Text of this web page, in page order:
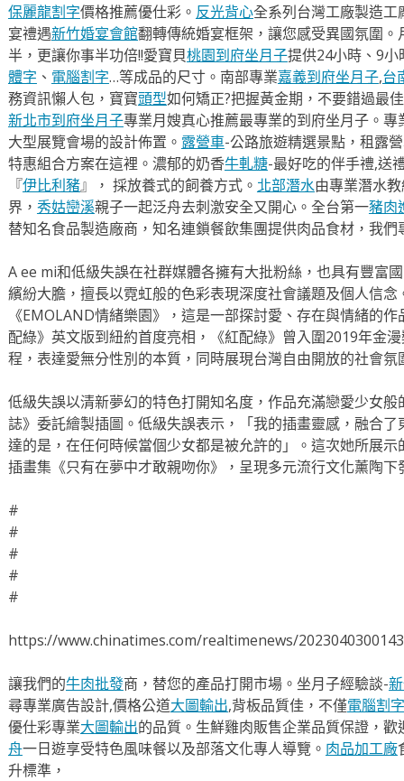
保麗龍割字價格推薦優仕彩。 反光背心全系列台灣工廠製造
宴禮遇新竹婚宴會館翻轉傳統婚宴框架，讓您感受異國氛圍。
半，更讓你事半功倍!!愛寶貝桃園到府坐月子提供24小時、9
體字 、 電腦割字…等成品的尺寸。南部專業嘉義到府坐月子,台
務資訊懶人包，寶寶頭型如何矯正?把握黃金期，不要錯過最
新北市到府坐月子專業月嫂真心推薦最專業的到府坐月子。專
大型展覽會場的設計佈置。 露營車-公路旅遊精選景點，租露
特惠組合方案在這裡。濃郁的奶香牛軋糖-最好吃的伴手禮,送
『伊比利豬』， 採放養式的飼養方式。 北部潛水由專業潛水
界， 秀姑巒溪親子一起泛舟去​刺激安全又開心。全台第一豬肉
替知名食品製造廠商，知名連鎖餐飲集團提供肉品食材，我
A ee mi和低級失誤在社群媒體各擁有大批粉絲，也具有豐富
繽紛大膽，擅長以霓虹般的色彩表現深度社會議題及個人信
《EMOLAND情緒樂園》，這是一部探討愛、存在與情緒的
配綠》英文版到紐約首度亮相，《紅配綠》曾入圍2019年金
程，表達愛無分性別的本質，同時展現台灣自由開放的社會氛
低級失誤以清新夢幻的特色打開知名度，作品充滿戀愛少女
誌》委託繪製插圖。低級失誤表示，「我的插畫靈感，融合
達的是，在任何時候當個少女都是被允許的」。這次她所展
插畫集《只有在夢中才敢親吻你》，呈現多元流行文化薰陶下
#
#
#
#
#
https://www.chinatimes.com/realtimenews/
讓我們的牛肉批發商，替您的產品打開市場。坐月子經驗談-
尋專業廣告設計,價格公道大圖輸出,背板品質佳，不僅電腦割字
優仕彩專業大圖輸出的品質。生鮮雞肉販售企業品質保證，歡
舟一日遊享受特色風味餐以及部落文化專人導覽。 肉品加工廠
升標準，